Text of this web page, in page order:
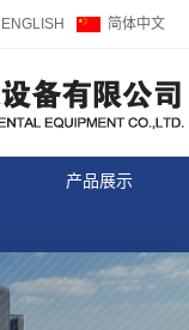
ENGLISH 简体中文
产品展示